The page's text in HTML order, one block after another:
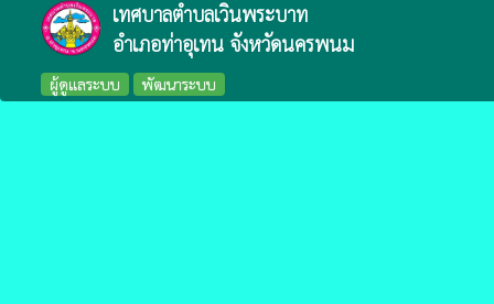
เทศบาลตำบลเวินพระบาท
อำเภอท่าอุเทน จังหวัดนครพนม
ผู้ดูแลระบบ พัฒนาระบบ